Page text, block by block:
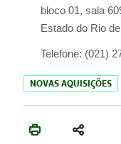
bloco 01, sala
Estado do Rio
Telefone: (021)
NOVAS AQUISIÇÕES